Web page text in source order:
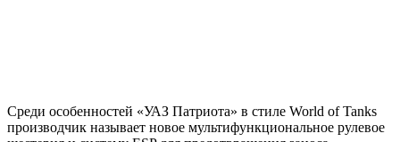
Среди особенностей «УАЗ Патриота» в стиле World of Tanks
производчик называет новое мультифункциональное рулевое